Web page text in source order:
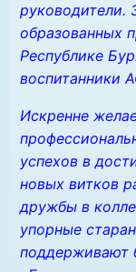
руководители.
образованных
Республике
воспитанники
Искренне
успехов в
новых витков
дружбы в
упорные
поддерживают